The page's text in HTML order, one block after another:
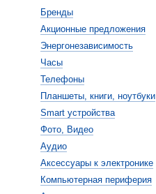
Бренды
Акционные предложения
Энергонезависимость
Часы
Телефоны
Планшеты, книги, ноутбуки
Smart устройства
Фото, Видео
Аудио
Аксессуары к электронике
Компьютерная периферия